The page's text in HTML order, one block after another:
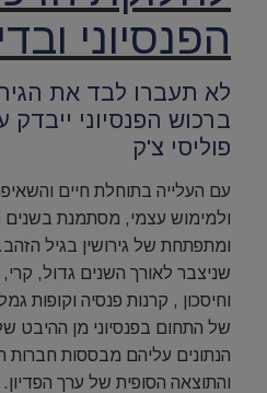
הפנסיוני
לא תעברו לבד את
ברכוש הפנסיוני
פוליסי צ'ק
עם העלייה בתוחלת חיים
ולמימוש עצמי, מסתמנת בשנים
ומתפתחת של גירושין בגיל
שניצבר לאורך השנים גדול,
וחיסכון , קרנות פנסיה וקופות
של התחום בפנסיוני מן ההיבט
הנתונים עליהם מבססות חברות
והתוצאה הסופית של ערך הפדיון.